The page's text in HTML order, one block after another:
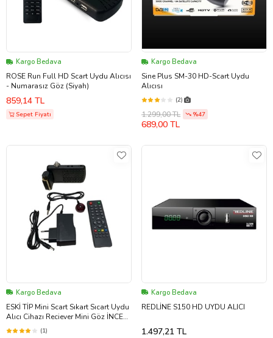
Kargo Bedava
ROSE Run Full HD Scart Uydu Alıcısı
- Numarasız Göz (Siyah)
859,14 TL
Sepet Fiyatı
Kargo Bedava
Sine Plus SM-30 HD-Scart Uydu
Alıcısı
(2)
1.299,00 TL %47
689,00 TL
Kargo Bedava
ESKİ TİP Mini Scart Sıkart Sıcart Uydu
Alıcı Cihazı Reciever Mini Göz İNCE
LCD TVLERE OLMAZZ
(1)
Kargo Bedava
REDLİNE S150 HD UYDU ALICI
1.497,21 TL